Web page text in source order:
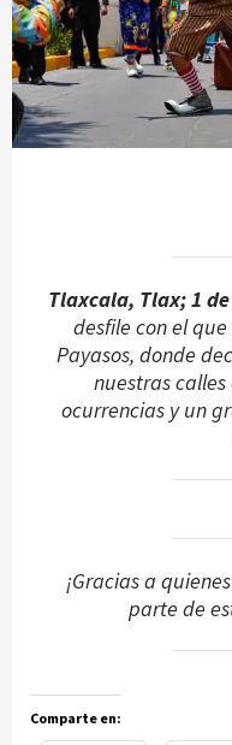
Tlaxcala, Tlax; 1
desfile con el
Payasos, donde
nuestras
ocurrencias y un
¡Gracias a
parte de
Comparte en: